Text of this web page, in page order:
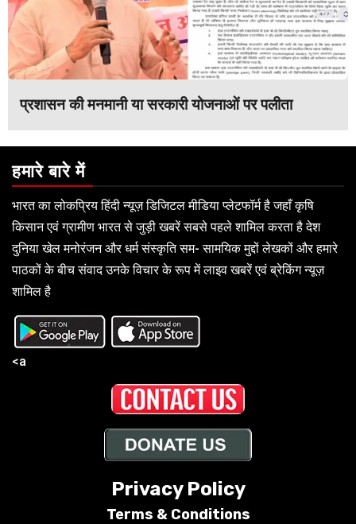
प्रशासन की मनमानी या सरकारी योजनाओं पर पलीता
हमारे बारे में
भारत का लोकप्रिय हिंदी न्यूज़ डिजिटल मीडिया प्लेटफॉर्म है जहाँ कृषि
किसान एवं ग्रामीण भारत से जुड़ी खबरें सबसे पहले शामिल करता है देश
दुनिया खेल मनोरंजन और धर्म संस्कृति सम- सामयिक मुद्दों लेखकों और हमारे
पाठकों के बीच संवाद उनके विचार के रूप में लाइव खबरें एवं ब्रेकिंग न्यूज़
शामिल है
<a
Privacy Policy
Terms & Conditions